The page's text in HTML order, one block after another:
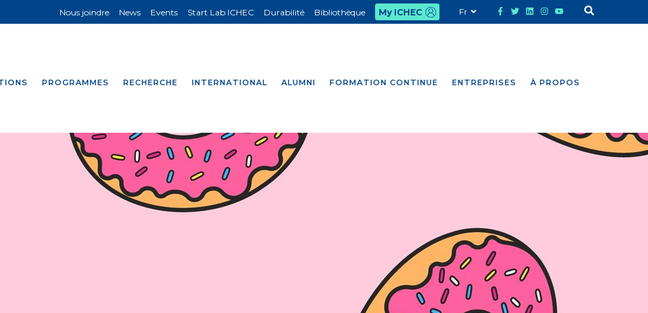
PROGRAMMES RECHERCHE INTERNATIONAL ALUMNI FORMATION CONTINUE ENTREPRISES À PROPOS
Nous joindre News Events Start Lab ICHEC Durabilité Bibliothèque My ICHEC Fr